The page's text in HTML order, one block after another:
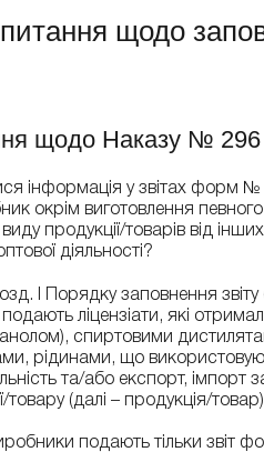
питання щодо
щодо Наказу № 296
інформація у звітах форм
окрім виготовлення
продукції/товарів від
діяльності?
І Порядку заповнення
ліцензіати, які
спиртовими
рідинами, що
та/або експорт, імпорт
товару (далі – продукція/
подають тільки звіт